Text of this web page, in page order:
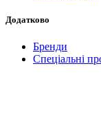
Додатково
Бренди
Спеціальні